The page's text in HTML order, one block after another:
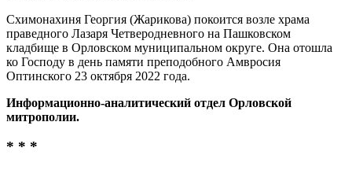
Схимонахиня Георгия (Жарикова) покоится возле храма
праведного Лазаря Четверодневного на Пашковском
кладбище в Орловском муниципальном округе. Она отошла
ко Господу в день памяти преподобного Амвросия
Оптинского 23 октября 2022 года.
Информационно-аналитический отдел Орловской
митрополии.
* * *